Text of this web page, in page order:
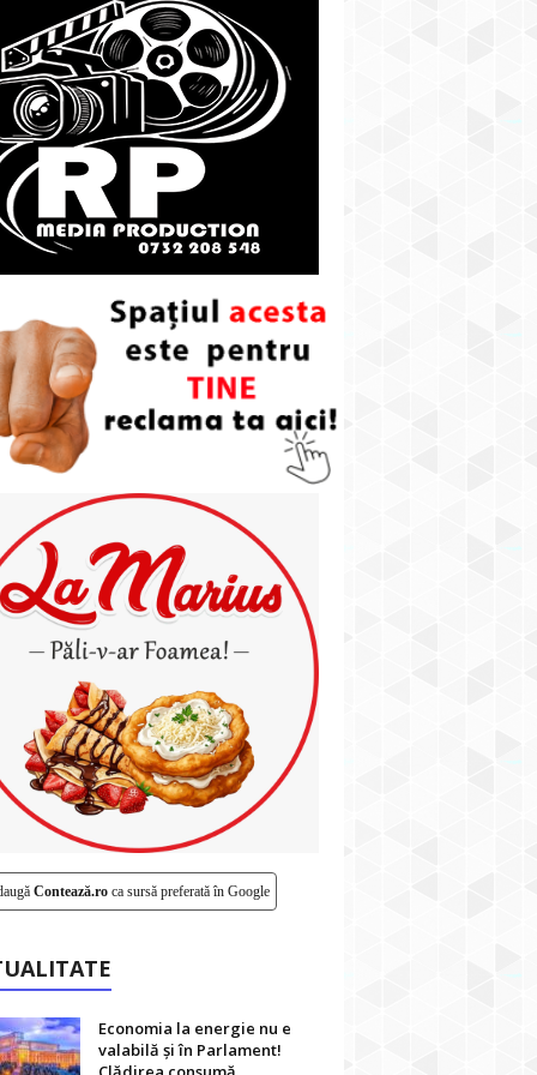
Contează.roca sursă preferată în Google
Economia la energie nu e
valabilă și în Parlament!